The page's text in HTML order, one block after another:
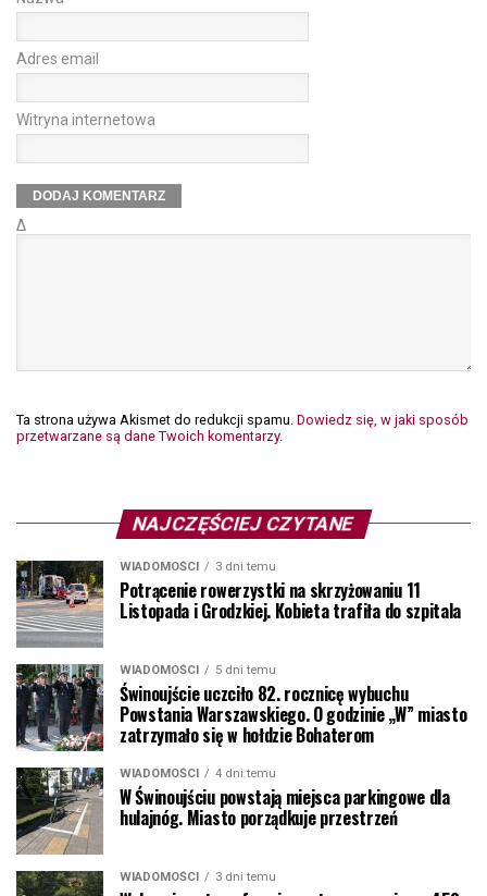
Adres email
Witryna internetowa
Δ
Ta strona używa Akismet do redukcji spamu. Dowiedz się, w jaki sposób
przetwarzane są dane Twoich komentarzy.
NAJCZĘŚCIEJ CZYTANE
WIADOMOŚCI 3 dni temu
Potrącenie rowerzystki na skrzyżowaniu 11
Listopada i Grodzkiej. Kobieta trafiła do szpitala
WIADOMOŚCI 5 dni temu
Świnoujście uczciło 82. rocznicę wybuchu
Powstania Warszawskiego. O godzinie „W” miasto
zatrzymało się w hołdzie Bohaterom
WIADOMOŚCI 4 dni temu
W Świnoujściu powstają miejsca parkingowe dla
hulajnóg. Miasto porządkuje przestrzeń
WIADOMOŚCI 3 dni temu